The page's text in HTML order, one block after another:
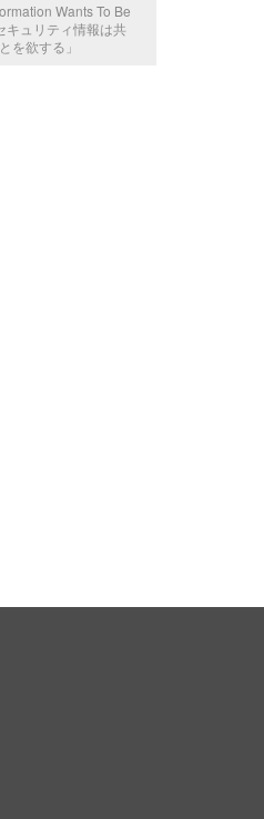
Wants To Be
キュリティ情報は共
を欲する」